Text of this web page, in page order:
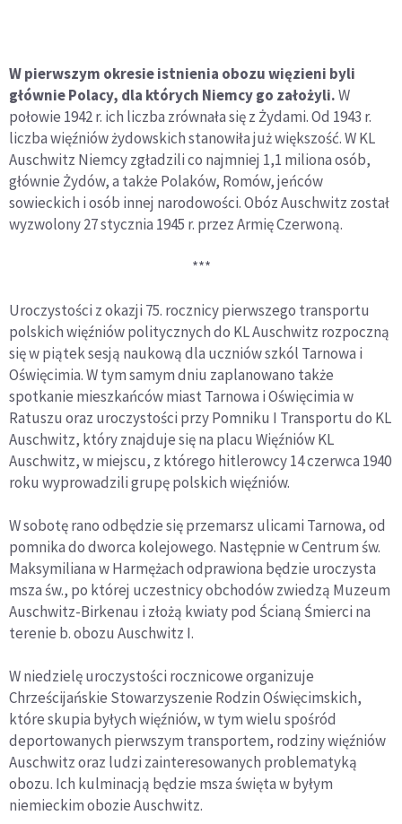
W pierwszym okresie istnienia obozu więzieni byli
głównie Polacy, dla których Niemcy go założyli.W
połowie 1942 r. ich liczba zrównała się z Żydami. Od 1943 r.
liczba więźniów żydowskich stanowiła już większość. W KL
Auschwitz Niemcy zgładzili co najmniej 1,1 miliona osób,
głównie Żydów, a także Polaków, Romów, jeńców
sowieckich i osób innej narodowości. Obóz Auschwitz został
wyzwolony 27 stycznia 1945 r. przez Armię Czerwoną.
***
Uroczystości z okazji 75. rocznicy pierwszego transportu
polskich więźniów politycznych do KL Auschwitz rozpoczną
się w piątek sesją naukową dla uczniów szkól Tarnowa i
Oświęcimia. W tym samym dniu zaplanowano także
spotkanie mieszkańców miast Tarnowa i Oświęcimia w
Ratuszu oraz uroczystości przy Pomniku I Transportu do KL
Auschwitz, który znajduje się na placu Więźniów KL
Auschwitz, w miejscu, z którego hitlerowcy 14 czerwca 1940
roku wyprowadzili grupę polskich więźniów.
W sobotę rano odbędzie się przemarsz ulicami Tarnowa, od
pomnika do dworca kolejowego. Następnie w Centrum św.
Maksymiliana w Harmężach odprawiona będzie uroczysta
msza św., po której uczestnicy obchodów zwiedzą Muzeum
Auschwitz-Birkenau i złożą kwiaty pod Ścianą Śmierci na
terenie b. obozu Auschwitz I.
W niedzielę uroczystości rocznicowe organizuje
Chrześcijańskie Stowarzyszenie Rodzin Oświęcimskich,
które skupia byłych więźniów, w tym wielu spośród
deportowanych pierwszym transportem, rodziny więźniów
Auschwitz oraz ludzi zainteresowanych problematyką
obozu. Ich kulminacją będzie msza święta w byłym
niemieckim obozie Auschwitz.